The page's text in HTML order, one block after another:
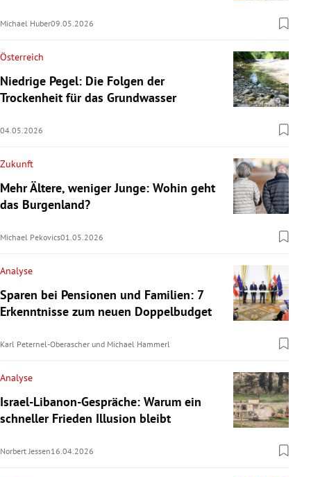
Michael Huber09.05.2026
Österreich
Niedrige Pegel: Die Folgen der
Trockenheit für das Grundwasser
04.05.2026
Zukunft
Mehr Ältere, weniger Junge: Wohin geht
das Burgenland?
Michael Pekovics01.05.2026
Analyse
Sparen bei Pensionen und Familien: 7
Erkenntnisse zum neuen Doppelbudget
Karl Peternel-Oberascher und Michael Hammerl
Analyse
Israel-Libanon-Gespräche: Warum ein
schneller Frieden Illusion bleibt
Norbert Jessen16.04.2026